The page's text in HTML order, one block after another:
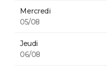
Mercredi
05/08
Jeudi
06/08